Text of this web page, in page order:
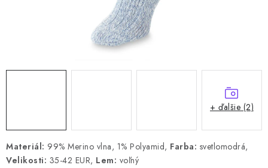
Materiál: 99% Merino vlna, 1% Polyamid, Farba: svetlomodrá,
Velikosti: 35-42 EUR, Lem: voľný
+ ďalšie (2)